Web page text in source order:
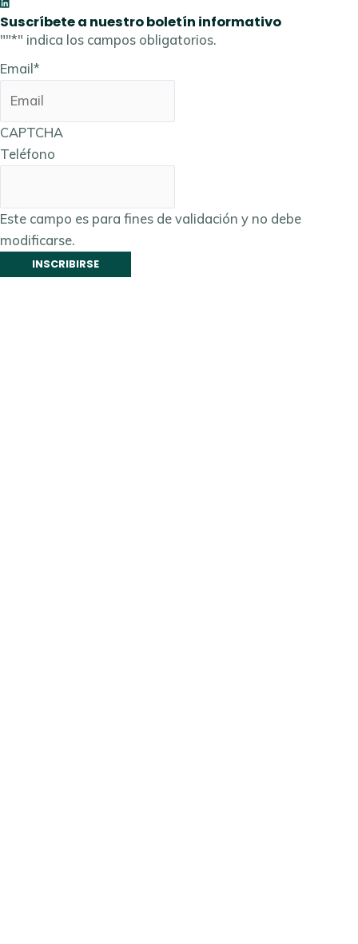
Suscríbete a nuestro boletín informativo
""*" indica los campos obligatorios.
Email*
CAPTCHA
Teléfono
Este campo es para fines de validación y no debe
modificarse.